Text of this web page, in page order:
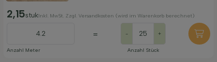
2,15stukInkl. MwSt. Zzgl. Versandkosten (wird im Warenkorb berechnet)
Anzahl Meter
= - +
Anzahl Stück